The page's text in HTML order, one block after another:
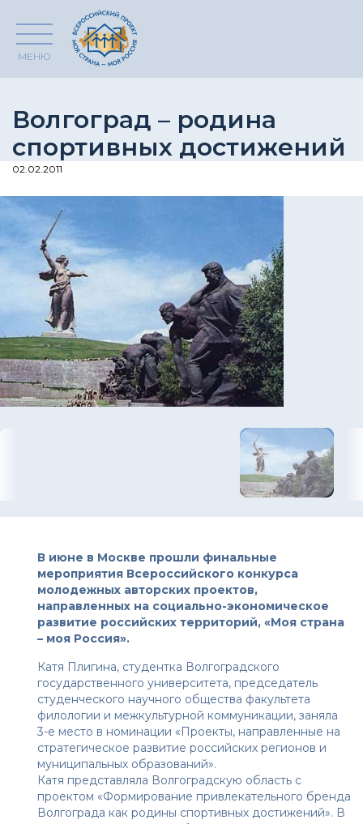
МЕНЮ
Волгоград – родина
спортивных достижений
02.02.2011
В июне в Москве прошли финальные
мероприятия Всероссийского конкурса
молодежных авторских проектов,
направленных на социально-экономическое
развитие российских территорий, «Моя страна
– моя Россия».
Катя Плигина, студентка Волгоградского
государственного университета, председатель
студенческого научного общества факультета
филологии и межкультурной коммуникации, заняла
3-е место в номинации «Проекты, направленные на
стратегическое развитие российских регионов и
муниципальных образований».
Катя представляла Волгоградскую область с
проектом «Формирование привлекательного бренда
Волгограда как родины спортивных достижений». В